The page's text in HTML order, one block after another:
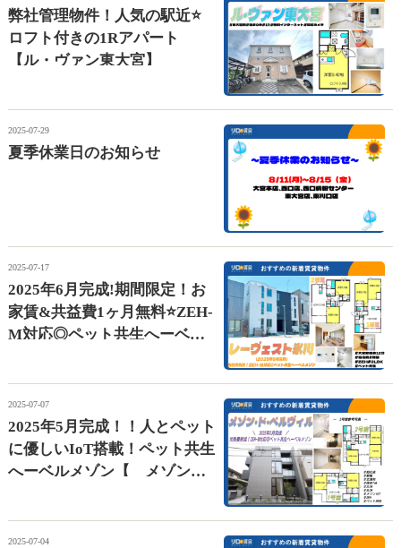
弊社管理物件！人気の駅近⭐
ロフト付きの1Rアパート
【ル・ヴァン東大宮】
2025-07-29
夏季休業日のお知らせ
2025-07-17
2025年6月完成!期間限定！お
家賃&共益費1ヶ月無料⭐ZEH-
M対応◎ペット共生へーベル
2025-07-07
2025年5月完成！！人とペット
に優しいIoT搭載！ペット共生
へーベルメゾン【 メゾン・
2025-07-04